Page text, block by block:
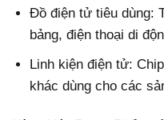
Đồ điện tử tiêu dùng:
bảng, điện thoại di
Linh kiện điện tử:
khác dùng cho các